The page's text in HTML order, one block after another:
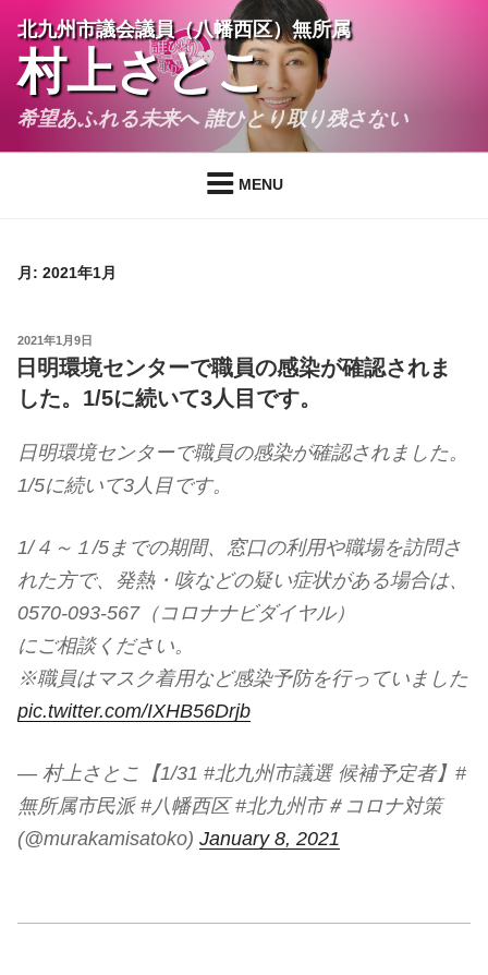
へ
北九州市議会議員（八幡西区）無所属
村上さとこ
希望あふれる未来へ 誰ひとり取り残さない
MENU
月: 2021年1月
投
稿
日:
2021年1月9日
日明環境センターで職員の感染が確認されま
した。1/5に続いて3人目です。
日明環境センターで職員の感染が確認されました。
1/5に続いて3人目です。
1/４～１/5までの期間、窓口の利用や職場を訪問さ
れた方で、発熱・咳などの疑い症状がある場合は、
0570-093-567（コロナナビダイヤル）
にご相談ください。
※職員はマスク着用など感染予防を行っていました
pic.twitter.com/IXHB56Drjb
— 村上さとこ【1/31 #北九州市議選 候補予定者】#
無所属市民派 #八幡西区 #北九州市＃コロナ対策
(@murakamisatoko) January 8, 2021